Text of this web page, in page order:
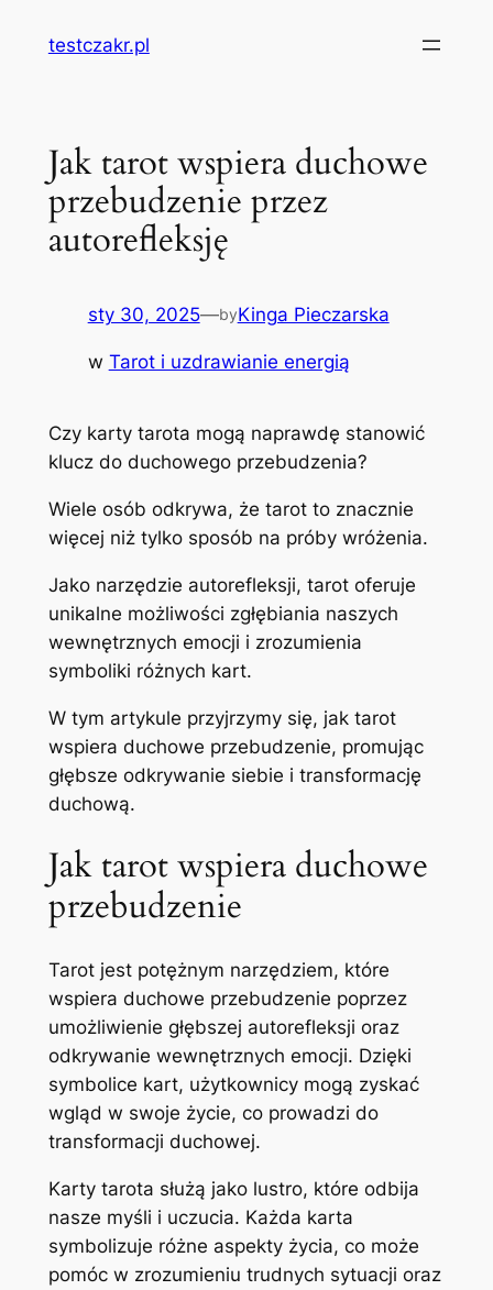
testczakr.pl
Jak tarot wspiera duchowe
przebudzenie przez
autorefleksję
sty 30, 2025—byKinga Pieczarska
w Tarot i uzdrawianie energią
Czy karty tarota mogą naprawdę stanowić
klucz do duchowego przebudzenia?
Wiele osób odkrywa, że tarot to znacznie
więcej niż tylko sposób na próby wróżenia.
Jako narzędzie autorefleksji, tarot oferuje
unikalne możliwości zgłębiania naszych
wewnętrznych emocji i zrozumienia
symboliki różnych kart.
W tym artykule przyjrzymy się, jak tarot
wspiera duchowe przebudzenie, promując
głębsze odkrywanie siebie i transformację
duchową.
Jak tarot wspiera duchowe
przebudzenie
Tarot jest potężnym narzędziem, które
wspiera duchowe przebudzenie poprzez
umożliwienie głębszej autorefleksji oraz
odkrywanie wewnętrznych emocji. Dzięki
symbolice kart, użytkownicy mogą zyskać
wgląd w swoje życie, co prowadzi do
transformacji duchowej.
Karty tarota służą jako lustro, które odbija
nasze myśli i uczucia. Każda karta
symbolizuje różne aspekty życia, co może
pomóc w zrozumieniu trudnych sytuacji oraz